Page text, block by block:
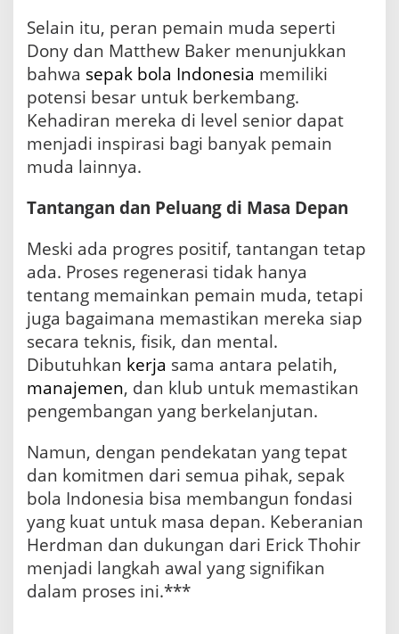
Selain itu, peran pemain muda seperti
Dony dan Matthew Baker menunjukkan
bahwa sepak bola Indonesia memiliki
potensi besar untuk berkembang.
Kehadiran mereka di level senior dapat
menjadi inspirasi bagi banyak pemain
muda lainnya.
Tantangan dan Peluang di Masa Depan
Meski ada progres positif, tantangan tetap
ada. Proses regenerasi tidak hanya
tentang memainkan pemain muda, tetapi
juga bagaimana memastikan mereka siap
secara teknis, fisik, dan mental.
Dibutuhkan kerja sama antara pelatih,
manajemen, dan klub untuk memastikan
pengembangan yang berkelanjutan.
Namun, dengan pendekatan yang tepat
dan komitmen dari semua pihak, sepak
bola Indonesia bisa membangun fondasi
yang kuat untuk masa depan. Keberanian
Herdman dan dukungan dari Erick Thohir
menjadi langkah awal yang signifikan
dalam proses ini.***